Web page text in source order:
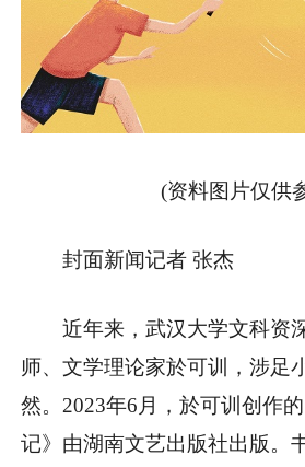
(资料图片仅供
封面新闻记者 张杰
近年来，武汉大学文科资
师、文学理论家於可训，涉足
然。2023年6月，於可训创作
记》由湖南文艺出版社出版。